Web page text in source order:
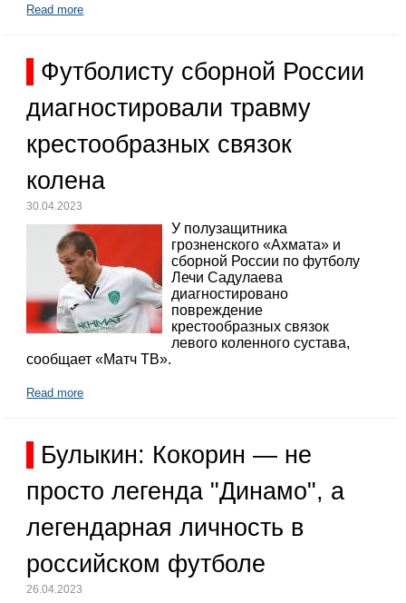
Read more
Футболисту сборной России
диагностировали травму
крестообразных связок
колена
30.04.2023
У полузащитника
грозненского «Ахмата» и
сборной России по футболу
Лечи Садулаева
диагностировано
повреждение
крестообразных связок
левого коленного сустава,
сообщает «Матч ТВ».
Read more
Булыкин: Кокорин — не
просто легенда "Динамо", а
легендарная личность в
российском футболе
26.04.2023